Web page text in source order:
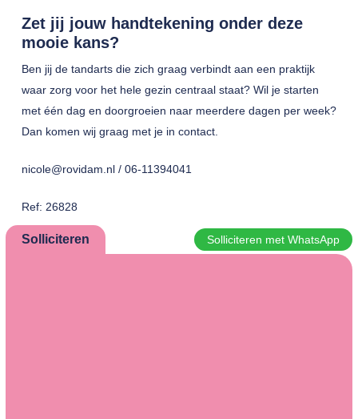
Zet jij jouw handtekening onder deze
mooie kans?
Ben jij de tandarts die zich graag verbindt aan een praktijk
waar zorg voor het hele gezin centraal staat? Wil je starten
met één dag en doorgroeien naar meerdere dagen per week?
Dan komen wij graag met je in contact.
nicole@rovidam.nl / 06-11394041
Ref: 26828
Solliciteren Solliciteren met WhatsApp